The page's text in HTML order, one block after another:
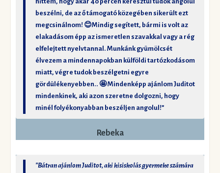
beszélni, de az ő támogató közegében sikerült ezt
megcsinálnom! 😊Mindig segített, bármi is volt az
elakadásom épp az ismeretlen szavakkal vagy a rég
elfelejtett nyelvtannal. Munkánk gyümölcsét
élvezem a mindennapokban külföldi tartózkodásom
miatt, végre tudok beszélgetni egyre
gördülékenyebben.. 🤩 Mindenképp ajánlom Juditot
mindenkinek, aki azon szeretne dolgozni, hogy
minél folyékonyabban beszéljen angolul!”
Rebeka
"Bátran ajánlom Juditot, aki kisiskolás gyermeke számára